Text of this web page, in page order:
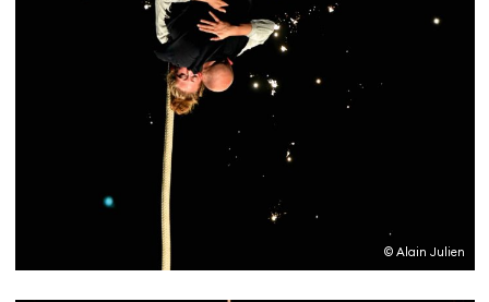
© Alain Julien